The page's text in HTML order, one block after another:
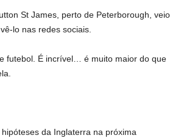
St James, perto de Peterborough, veio
lo nas redes sociais.
futebol. É incrível… é muito maior do que
da Inglaterra na próxima